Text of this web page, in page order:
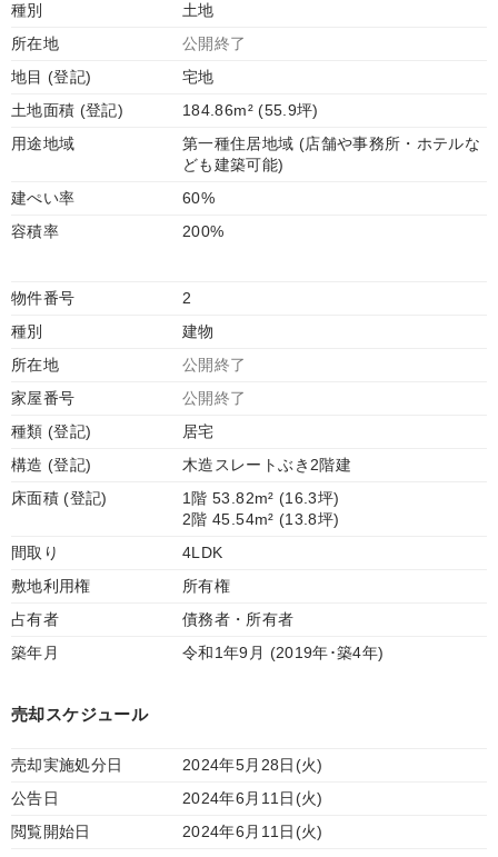
種別
土地
所在地
公開終了
地目 (登記)
宅地
土地面積 (登記)
184.86m² (55.9坪)
用途地域
第一種住居地域 (店舗や事務所・ホテルな
ども建築可能)
建ぺい率
60%
容積率
200%
物件番号
2
種別
建物
所在地
公開終了
家屋番号
公開終了
種類 (登記)
居宅
構造 (登記)
木造スレートぶき2階建
床面積 (登記)
1階 53.82m² (16.3坪)
2階 45.54m² (13.8坪)
間取り
4LDK
敷地利用権
所有権
占有者
債務者・所有者
築年月
令和1年9月 (2019年･築4年)
売却スケジュール
売却実施処分日
2024年5月28日(火)
公告日
2024年6月11日(火)
閲覧開始日
2024年6月11日(火)